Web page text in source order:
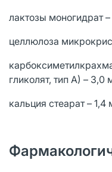
лактозы моногидрат
целлюлоза
гликолят, тип А) – 3,0
кальция стеарат – 1,4